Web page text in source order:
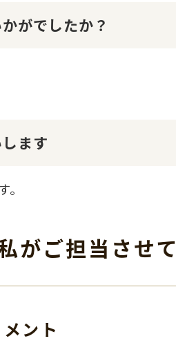
がでしたか？
ます
がご担当させて
ント